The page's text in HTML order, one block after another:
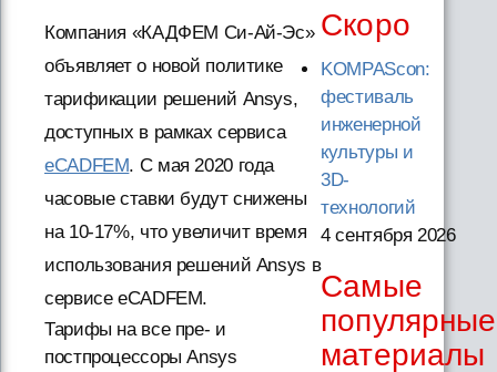
Компания «КАДФЕМ Си-Ай-Эс»
объявляет о новой политике
тарификации решений Ansys,
доступных в рамках сервиса
eCADFEM. С мая 2020 года
часовые ставки будут снижены
на 10-17%, что увеличит время
использования решений Ansys в
сервисе eCADFEM.
Тарифы на все пре- и
постпроцессоры Ansys
Скоро
KOMPAScon:
фестиваль
инженерной
культуры и
3D-
технологий
4 сентября 2026
Самые
популярные
материалы